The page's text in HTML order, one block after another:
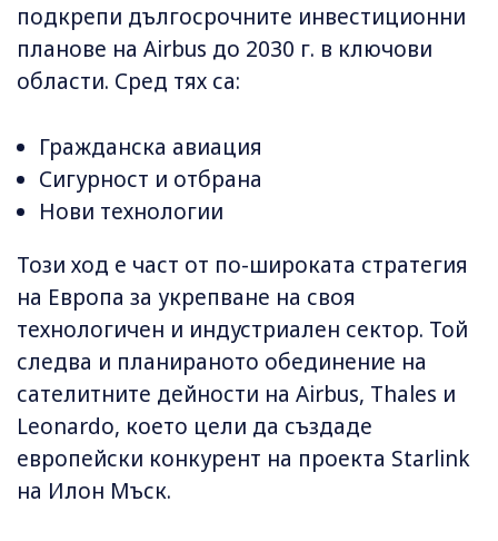
подкрепи дългосрочните инвестиционни
планове на Airbus до 2030 г. в ключови
области. Сред тях са:
Гражданска авиация
Сигурност и отбрана
Нови технологии
Този ход е част от по-широката стратегия
на Европа за укрепване на своя
технологичен и индустриален сектор. Той
следва и планираното обединение на
сателитните дейности на Airbus, Thales и
Leonardo, което цели да създаде
европейски конкурент на проекта Starlink
на Илон Мъск.